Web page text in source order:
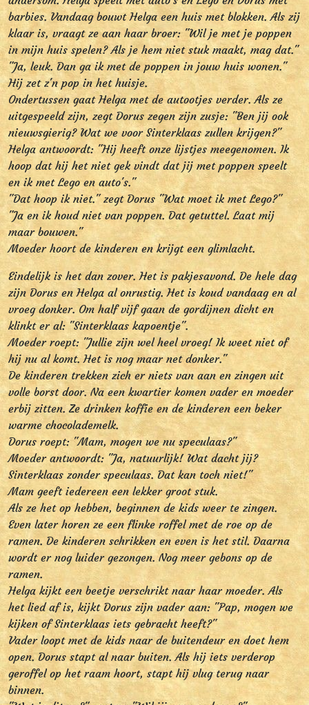
barbies. Vandaag bouwt Helga een huis met blokken. Als zij
klaar is, vraagt ze aan haar broer: "Wil je met je poppen
in mijn huis spelen? Als je hem niet stuk maakt, mag dat."
"Ja, leuk. Dan ga ik met de poppen in jouw huis wonen."
Hij zet z'n pop in het huisje.
Ondertussen gaat Helga met de autootjes verder. Als ze
uitgespeeld zijn, zegt Dorus zegen zijn zusje: "Ben jij ook
nieuwsgierig? Wat we voor Sinterklaas zullen krijgen?"
Helga antwoordt: "Hij heeft onze lijstjes meegenomen. Ik
hoop dat hij het niet gek vindt dat jij met poppen speelt
en ik met Lego en auto's."
"Dat hoop ik niet." zegt Dorus "Wat moet ik met Lego?"
"Ja en ik houd niet van poppen. Dat getuttel. Laat mij
maar bouwen."
Moeder hoort de kinderen en krijgt een glimlacht.
Eindelijk is het dan zover. Het is pakjesavond. De hele dag
zijn Dorus en Helga al onrustig. Het is koud vandaag en al
vroeg donker. Om half vijf gaan de gordijnen dicht en
klinkt er al: "Sinterklaas kapoentje".
Moeder roept: "Jullie zijn wel heel vroeg! Ik weet niet of
hij nu al komt. Het is nog maar net donker."
De kinderen trekken zich er niets van aan en zingen uit
volle borst door. Na een kwartier komen vader en moeder
erbij zitten. Ze drinken koffie en de kinderen een beker
warme chocolademelk.
Dorus roept: "Mam, mogen we nu speculaas?"
Moeder antwoordt: "Ja, natuurlijk! Wat dacht jij?
Sinterklaas zonder speculaas. Dat kan toch niet!"
Mam geeft iedereen een lekker groot stuk.
Als ze het op hebben, beginnen de kids weer te zingen.
Even later horen ze een flinke roffel met de roe op de
ramen. De kinderen schrikken en even is het stil. Daarna
wordt er nog luider gezongen. Nog meer gebons op de
ramen.
Helga kijkt een beetje verschrikt naar haar moeder. Als
het lied af is, kijkt Dorus zijn vader aan: "Pap, mogen we
kijken of Sinterklaas iets gebracht heeft?"
Vader loopt met de kids naar de buitendeur en doet hem
open. Dorus stapt al naar buiten. Als hij iets verderop
geroffel op het raam hoort, stapt hij vlug terug naar
binnen.